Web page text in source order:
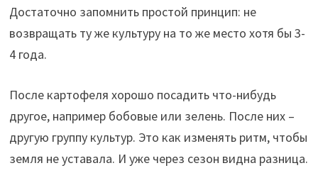
Достаточно запомнить простой принцип: не
возвращать ту же культуру на то же место хотя бы 3-
4 года.
После картофеля хорошо посадить что-нибудь
другое, например бобовые или зелень. После них –
другую группу культур. Это как изменять ритм, чтобы
земля не уставала. И уже через сезон видна разница.